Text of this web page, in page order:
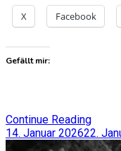
X Facebook
Gefällt mir:
Continue Reading
14. Januar 202622.